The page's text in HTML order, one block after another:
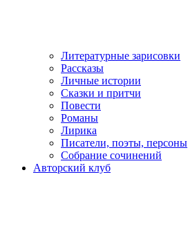
Литературные зарисовки
Рассказы
Личные истории
Сказки и притчи
Повести
Романы
Лирика
Писатели, поэты, персоны
Собрание сочинений
Авторский клуб